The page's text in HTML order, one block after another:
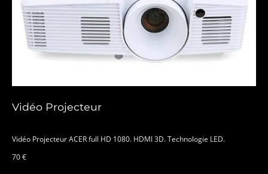
Vidéo Projecteur
Vidéo Projecteur ACER full HD 1080. HDMI 3D. Technologie LED.
70 €